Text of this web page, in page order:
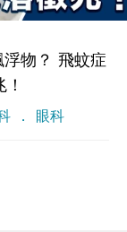
浮物？ 飛蚊症
眼科